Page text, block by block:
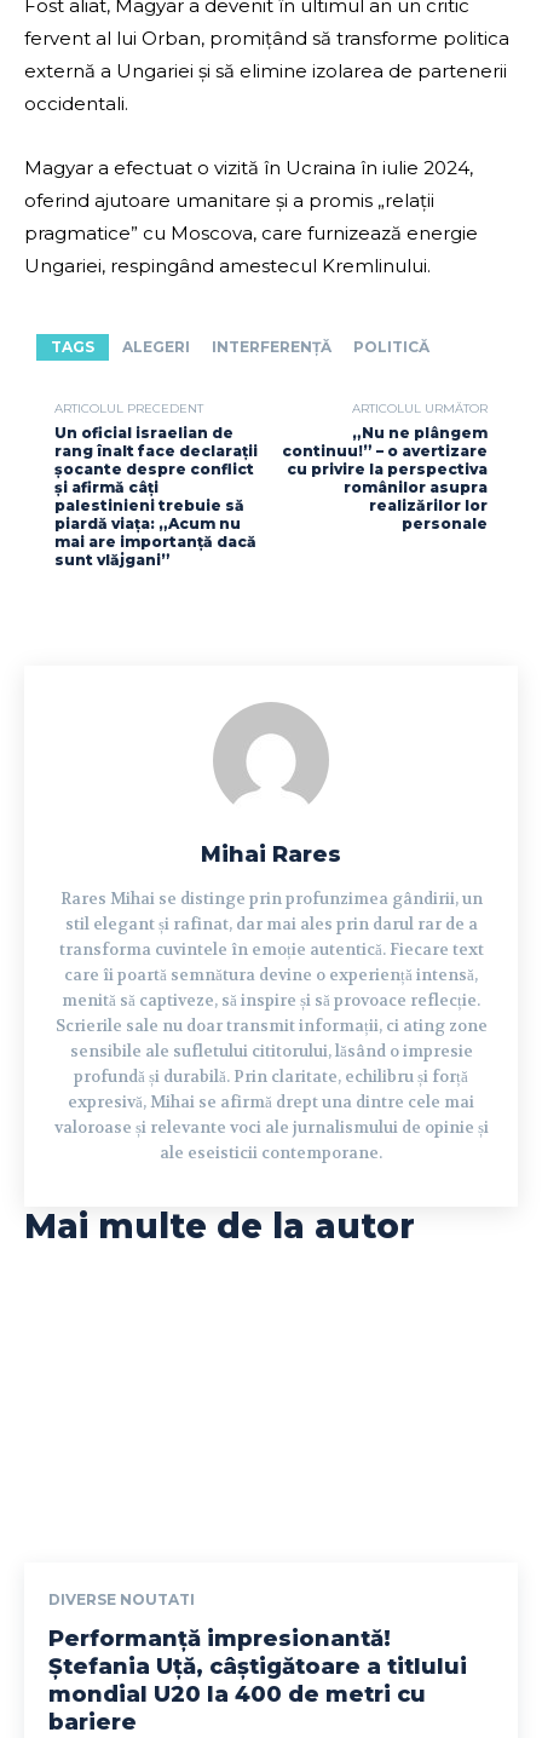
Fost aliat, Magyar a devenit în ultimul an un critic
fervent al lui Orban, promițând să transforme politica
externă a Ungariei și să elimine izolarea de partenerii
occidentali.
Magyar a efectuat o vizită în Ucraina în iulie 2024,
oferind ajutoare umanitare și a promis „relații
pragmatice” cu Moscova, care furnizează energie
Ungariei, respingând amestecul Kremlinului.
TAGS ALEGERI INTERFERENȚĂ POLITICĂ
ARTICOLUL PRECEDENT
Un oficial israelian de
rang înalt face declarații
șocante despre conflict
și afirmă câți
palestinieni trebuie să
piardă viața: „Acum nu
mai are importanță dacă
sunt vlăjgani”
ARTICOLUL URMĂTOR
„Nu ne plângem
continuu!” – o avertizare
cu privire la perspectiva
românilor asupra
realizărilor lor
personale
Mihai Rares
Rares Mihai se distinge prin profunzimea gândirii, un
stil elegant și rafinat, dar mai ales prin darul rar de a
transforma cuvintele în emoție autentică. Fiecare text
care îi poartă semnătura devine o experiență intensă,
menită să captiveze, să inspire și să provoace reflecție.
Scrierile sale nu doar transmit informații, ci ating zone
sensibile ale sufletului cititorului, lăsând o impresie
profundă și durabilă. Prin claritate, echilibru și forță
expresivă, Mihai se afirmă drept una dintre cele mai
valoroase și relevante voci ale jurnalismului de opinie și
ale eseisticii contemporane.
Mai multe de la autor
DIVERSE NOUTATI
Performanță impresionantă!
Ștefania Uță, câștigătoare a titlului
mondial U20 la 400 de metri cu
bariere